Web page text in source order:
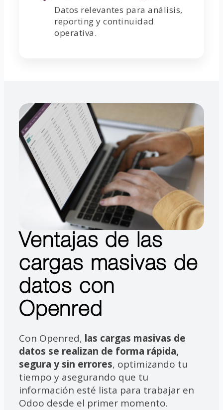
Datos relevantes para análisis,
reporting y continuidad
operativa.
Ventajas de las
cargas masivas de
datos con
Openred
Con Openred, las cargas masivas de
datos se realizan de forma rápida,
segura y sin errores, optimizando tu
tiempo y asegurando que tu
información esté lista para trabajar en
Odoo desde el primer momento.